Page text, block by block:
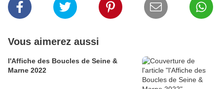
Vous aimerez aussi
l'Affiche des Boucles de Seine &
Marne 2022